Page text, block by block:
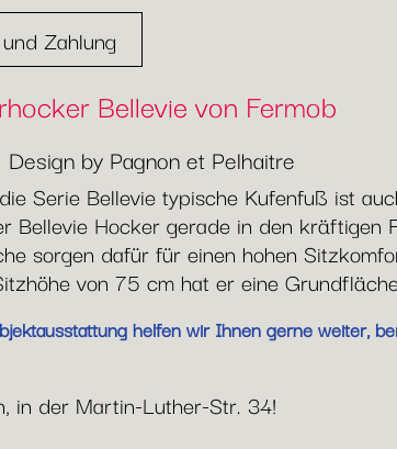
Zahlung
Bellevie von Fermob
Design by Pagnon et Pelhaitre
Serie Bellevie typische Kufenfuß ist
Bellevie Hocker gerade in den kräftigen
sorgen dafür für einen hohen
von 75 cm hat er eine
helfen wir Ihnen gerne weiter,
in der Martin-Luther-Str. 34!